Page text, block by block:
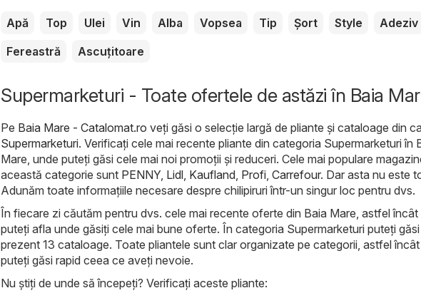
Apă Top Ulei Vin Alba Vopsea Tip Șort Style
Adeziv
Fereastră
Ascuțitoare
Supermarketuri - Toate ofertele de astăzi în Baia
Pe Baia Mare - Catalomat.ro veți găsi o selecție largă de pliante și cataloage din
Supermarketuri. Verificați cele mai recente pliante din categoria Supermarketuri în
Mare, unde puteți găsi cele mai noi promoții și reduceri. Cele mai populare
această categorie sunt PENNY, Lidl, Kaufland, Profi, Carrefour. Dar asta nu este
Adunăm toate informațiile necesare despre chilipiruri într-un singur loc pentru dvs.
În fiecare zi căutăm pentru dvs. cele mai recente oferte din Baia Mare, astfel încât
puteți afla unde găsiți cele mai bune oferte. În categoria Supermarketuri puteți
prezent 13 cataloage. Toate pliantele sunt clar organizate pe categorii, astfel
puteți găsi rapid ceea ce aveți nevoie.
Nu știți de unde să începeți? Verificați aceste pliante: